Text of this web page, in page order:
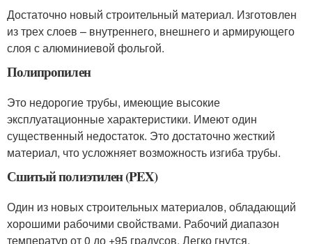
Достаточно новый строительный материал. Изготовлен
из трех слоев – внутреннего, внешнего и армирующего
слоя с алюминиевой фольгой.
Полипропилен
Это недорогие трубы, имеющие высокие
эксплуатационные характеристики. Имеют один
существенный недостаток. Это достаточно жесткий
материал, что усложняет возможность изгиба трубы.
Сшитый полиэтилен (PEX)
Один из новых строительных материалов, обладающий
хорошими рабочими свойствами. Рабочий диапазон
температур от 0 до +95 градусов. Легко гнутся,